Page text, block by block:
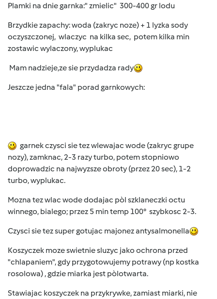
Plamki na dnie garnka:" zmielic" 300-400 gr lodu
Brzydkie zapachy: woda (zakryc noze) + 1 lyzka sody
oczyszczonej, wlaczyc na kilka sec, potem kilka min
zostawic wylaczony, wyplukac
Mam nadzieje,ze sie przydadza rady
Jeszcze jedna "fala" porad garnkowych:
garnek czysci sie tez wlewajac wode (zakryc grupe
nozy), zamknac, 2-3 razy turbo, potem stopniowo
doprowadzic na najwyzsze obroty (przez 20 sec), 1-2
turbo, wyplukac.
Mozna tez wlac wode dodajac pòl szklaneczki octu
winnego, bialego; przez 5 min temp 100° szybkosc 2-3.
Czysci sie tez super gotujac majonez antysalmonella
Koszyczek moze swietnie sluzyc jako ochrona przed
"chlapaniem", gdy przygotowujemy potrawy (np kostka
rosolowa) , gdzie miarka jest pòlotwarta.
Stawiajac koszyczek na przykrywke, zamiast miarki, nie